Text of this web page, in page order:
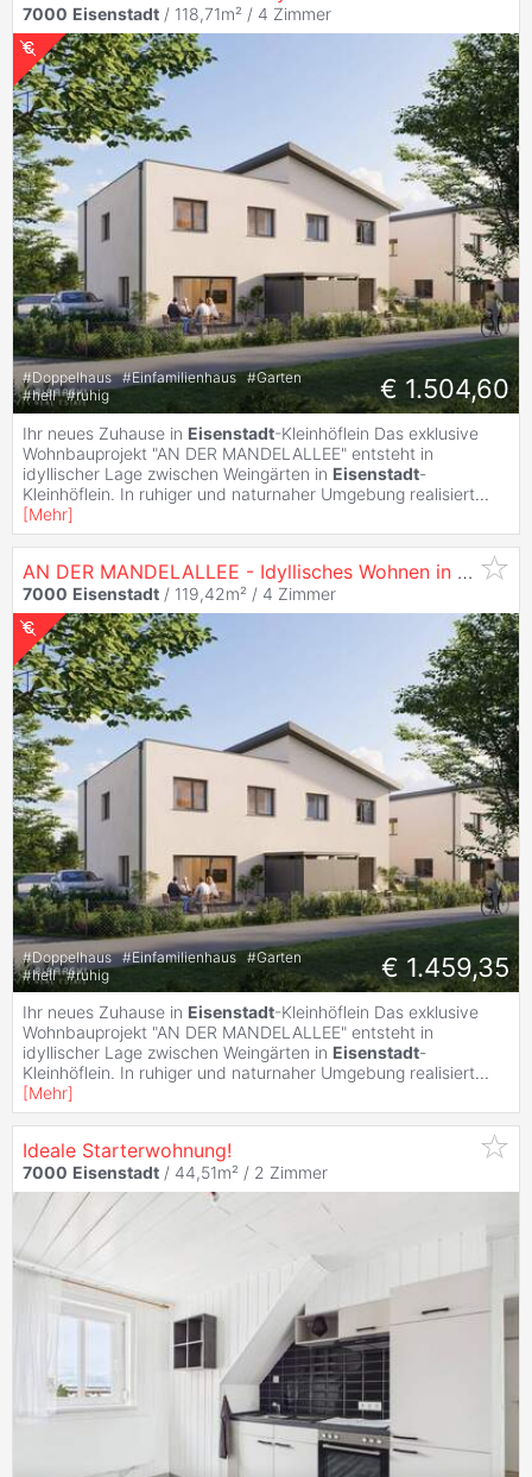
7000 Eisenstadt / 118,71m² / 4 Zimmer
#Doppelhaus #Einfamilienhaus #Garten
#hell #ruhig € 1.504,60
Ihr neues Zuhause in Eisenstadt-Kleinhöflein Das exklusive
Wohnbauprojekt "AN DER MANDELALLEE" entsteht in
idyllischer Lage zwischen Weingärten in Eisenstadt-
Kleinhöflein. In ruhiger und naturnaher Umgebung realisiert...
[Mehr]
AN DER MANDELALLEE - Idyllisches Wohnen in Miete mit Kaufoption | provisionsfrei
7000 Eisenstadt / 119,42m² / 4 Zimmer
#Doppelhaus #Einfamilienhaus #Garten
#hell #ruhig € 1.459,35
Ihr neues Zuhause in Eisenstadt-Kleinhöflein Das exklusive
Wohnbauprojekt "AN DER MANDELALLEE" entsteht in
idyllischer Lage zwischen Weingärten in Eisenstadt-
Kleinhöflein. In ruhiger und naturnaher Umgebung realisiert...
[Mehr]
Ideale Starterwohnung!
7000 Eisenstadt / 44,51m² / 2 Zimmer